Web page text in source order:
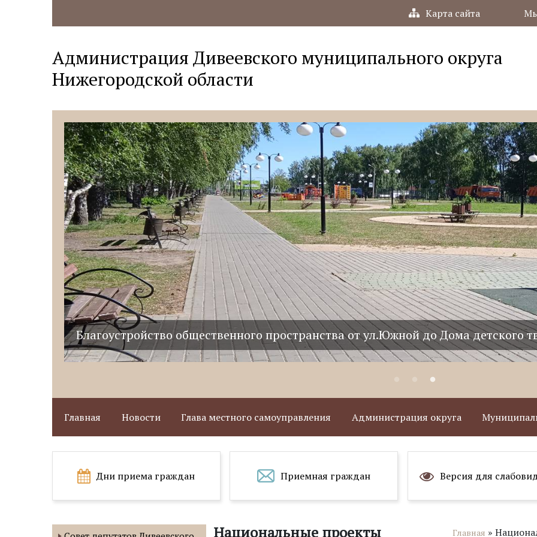
Карта сайта
Администрация Дивеевского муниципального округа
Нижегородской области
Благоустройство общественного пространства от ул.Южной до Дома детского
Главная Новости Глава местного самоуправления Администрация округа
Дни приема граждан Приемная граждан Версия для
Национальные проекты Главная »